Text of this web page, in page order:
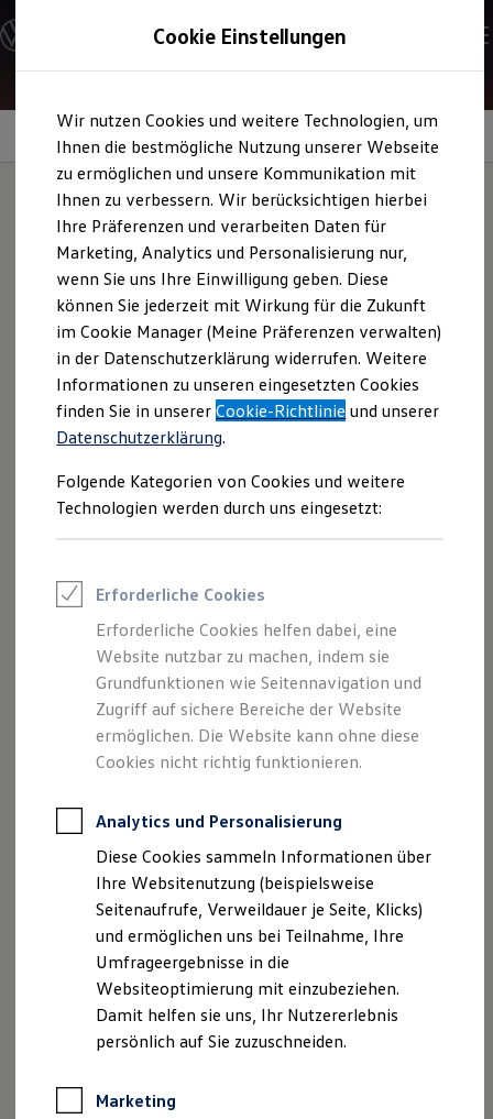
Hauptinhalt
springen
Footer
springen
Modelle und Konfigurator
Konfigurator
Modelle vergleichen
Elektroautos
ENERGY Sondermodelle
Nutzfahrzeuge
SUV und CUV
Familienautos
Kombis
Kompaktwagen
Sportwagen
Schnell verfügbare Fahrzeuge
Angebote und Produkte
Aktuelle Angebote
E-Auto-Förderung
Volkswagen Marktplatz
Die ENERGY Sondermodelle
Junge Gebrauchtwagen und Gebrauchtwagen
Volkswagen Zertifizierte Gebrauchtwagen
Elektromobilität bei Gebrauchtwagen
Saisonangebote
Reifenpakete
Leasing
Leasing-Angebote
Elektroauto Leasing
Kleinwagen-Leasing
Leasing ohne Anzahlung
Finanzierung
Autokredit mit Schlussrate
Versicherungen und Garantien
Kfz-Versicherung
Restschuldversicherungen
Garantien
Professional Class bei Volkswagen
Behörden
Direktkunden
Sonderfahrzeuge
Anpfiff zum Gewinn
Elektromobilität
Elektroautos
ID. Tutorials
Elektrofahrzeugkonzepte
ID. EVERY1
Reichweite
Rekuperation
Design-Paket „Black Style“
Setzen SieAkzente
Für alle, die es noch sportlicher mögen, bietet sich das
optionale Design-Paket „Black Style“ für die
R‑Line
Damit verpassen Sie Ihrem Taigo 18-Zoll-Leichtmetallräder
„York“ in Schwarz und Außenspiegelkappen, Zierleisten
sowie Kühlergrill-Leisten in Schwarz. Passend dazu runden
abgedunkelte Scheiben an Seiten und Heck den Look ab.
Impressum
Nutzungsbedingungen
Datenschutzerklärungen
Cookie-Richtlinie
Lizenzhinweise Dritter
Angaben zum Digital Services Act (DSA)
EU Data Act
Produktsicherheitsinformationen
Vertrag Widerrufen
Disclaimer von Volkswagen AG
Ausstattungen können in einzelnen Details vom aktuellen
deutschen Lieferprogramm abweichen. Abgebildet sind
Cookie Einstellungen
Wir nutzen Cookies und weitere Technologien, um
Ihnen die bestmögliche Nutzung unserer Webseite
zu ermöglichen und unsere Kommunikation mit
Ihnen zu verbessern. Wir berücksichtigen hierbei
Ihre Präferenzen und verarbeiten Daten für
Marketing, Analytics und Personalisierung nur,
wenn Sie uns Ihre Einwilligung geben. Diese
können Sie jederzeit mit Wirkung für die Zukunft
im Cookie Manager (Meine Präferenzen verwalten)
in der Datenschutzerklärung widerrufen. Weitere
Informationen zu unseren eingesetzten Cookies
finden Sie in unsererCookie-Richtlinie und unserer
Datenschutzerklärung.
Folgende Kategorien von Cookies und weitere
Technologien werden durch uns eingesetzt:
Erforderliche Cookies
Erforderliche Cookies helfen dabei, eine
Website nutzbar zu machen, indem sie
Grundfunktionen wie Seitennavigation und
Zugriff auf sichere Bereiche der Website
ermöglichen. Die Website kann ohne diese
Cookies nicht richtig funktionieren.
Analytics und Personalisierung
Diese Cookies sammeln Informationen über
Ihre Websitenutzung (beispielsweise
Seitenaufrufe, Verweildauer je Seite, Klicks)
und ermöglichen uns bei Teilnahme, Ihre
Umfrageergebnisse in die
Websiteoptimierung mit einzubeziehen.
Damit helfen sie uns, Ihr Nutzererlebnis
persönlich auf Sie zuzuschneiden.
Marketing